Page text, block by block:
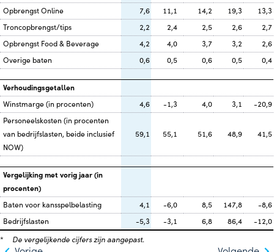
Opbrengst Online
7,6 11,1 14,2 19,3
13,3
Troncopbrengst/tips
2,2 2,4 2,5 2,6
2,7
Opbrengst Food & Beverage
4,2 4,0 3,7 3,2
2,6
Overige baten
0,6 0,5 0,6 0,5 0,4
Verhoudingsgetallen
Winstmarge (in procenten)
4,6 -1,3 4,0 3,1
-20,9
Personeelskosten (in procenten
van bedrijfslasten, beide inclusief
NOW)
59,1 55,1 51,6 48,9 41,5
Vergelijking met vorig jaar (in
procenten)
Baten voor kansspelbelasting
4,1 -6,0 8,5 147,8
-8,6
Bedrijfslasten
-5,3 -3,1 6,8 86,4 -12,0
* De vergelijkende cijfers zijn aangepast.